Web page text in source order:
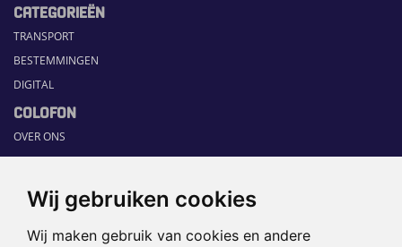
Wij gebruiken cookies
Wij maken gebruik van cookies en andere
CATEGORIEËN
TRANSPORT
BESTEMMINGEN
DIGITAL
COLOFON
OVER ONS
COMMUNICATION PLATFORM
RUBRIEKEN
HOME